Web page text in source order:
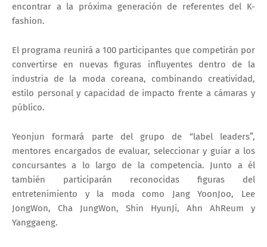
encontrar a la próxima generación de referentes del K-
fashion.
El programa reunirá a 100 participantes que competirán por
convertirse en nuevas figuras influyentes dentro de la
industria de la moda coreana, combinando creatividad,
estilo personal y capacidad de impacto frente a cámaras y
público.
Yeonjun formará parte del grupo de “label leaders”,
mentores encargados de evaluar, seleccionar y guiar a los
concursantes a lo largo de la competencia. Junto a él
también participarán reconocidas figuras del
entretenimiento y la moda como Jang YoonJoo, Lee
JongWon, Cha JungWon, Shin HyunJi, Ahn AhReum y
Yanggaeng.